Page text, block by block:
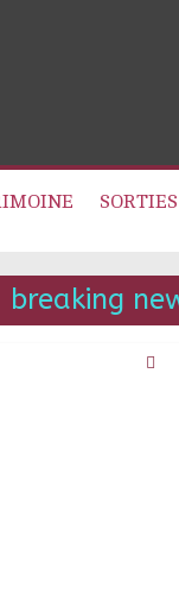
breaking